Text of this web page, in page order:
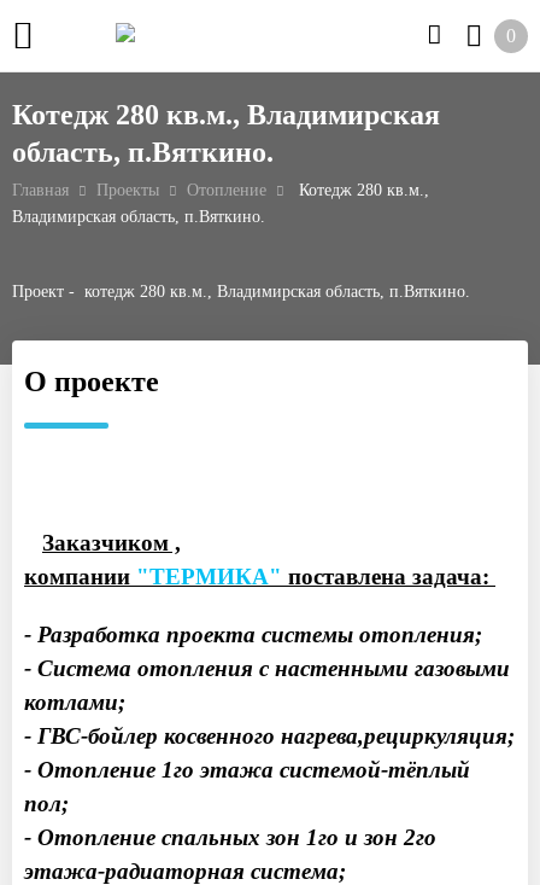
0
Котедж 280 кв.м., Владимирская
область, п.Вяткино.
Главная Проекты Отопление
Котедж 280 кв.м.,
Владимирская область, п.Вяткино.
Проект - котедж 280 кв.м., Владимирская область, п.Вяткино.
О проекте
Заказчиком ,
компании "ТЕРМИКА" поставлена задача:
- Разработка проекта системы отопления;
- Система отопления с настенными газовыми
котлами;
- ГВС-бойлер косвенного нагрева,рециркуляция;
- Отопление 1го этажа системой-тёплый
пол;
- Отопление спальных зон 1го и зон 2го
этажа-радиаторная система;